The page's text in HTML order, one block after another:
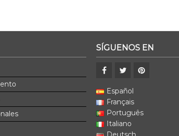
SÍGUENOS EN
Español
Français
Português
Italiano